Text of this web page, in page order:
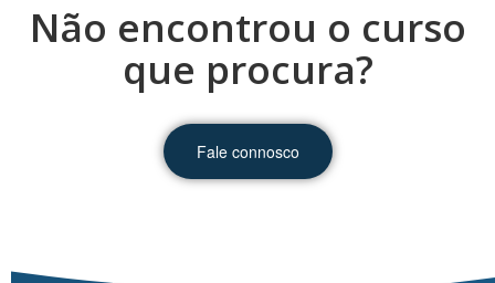
Não encontrou o curso
que procura?
Fale connosco